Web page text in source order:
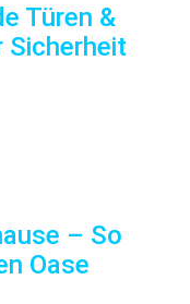
Türen &
Sicherheit
– So
Oase